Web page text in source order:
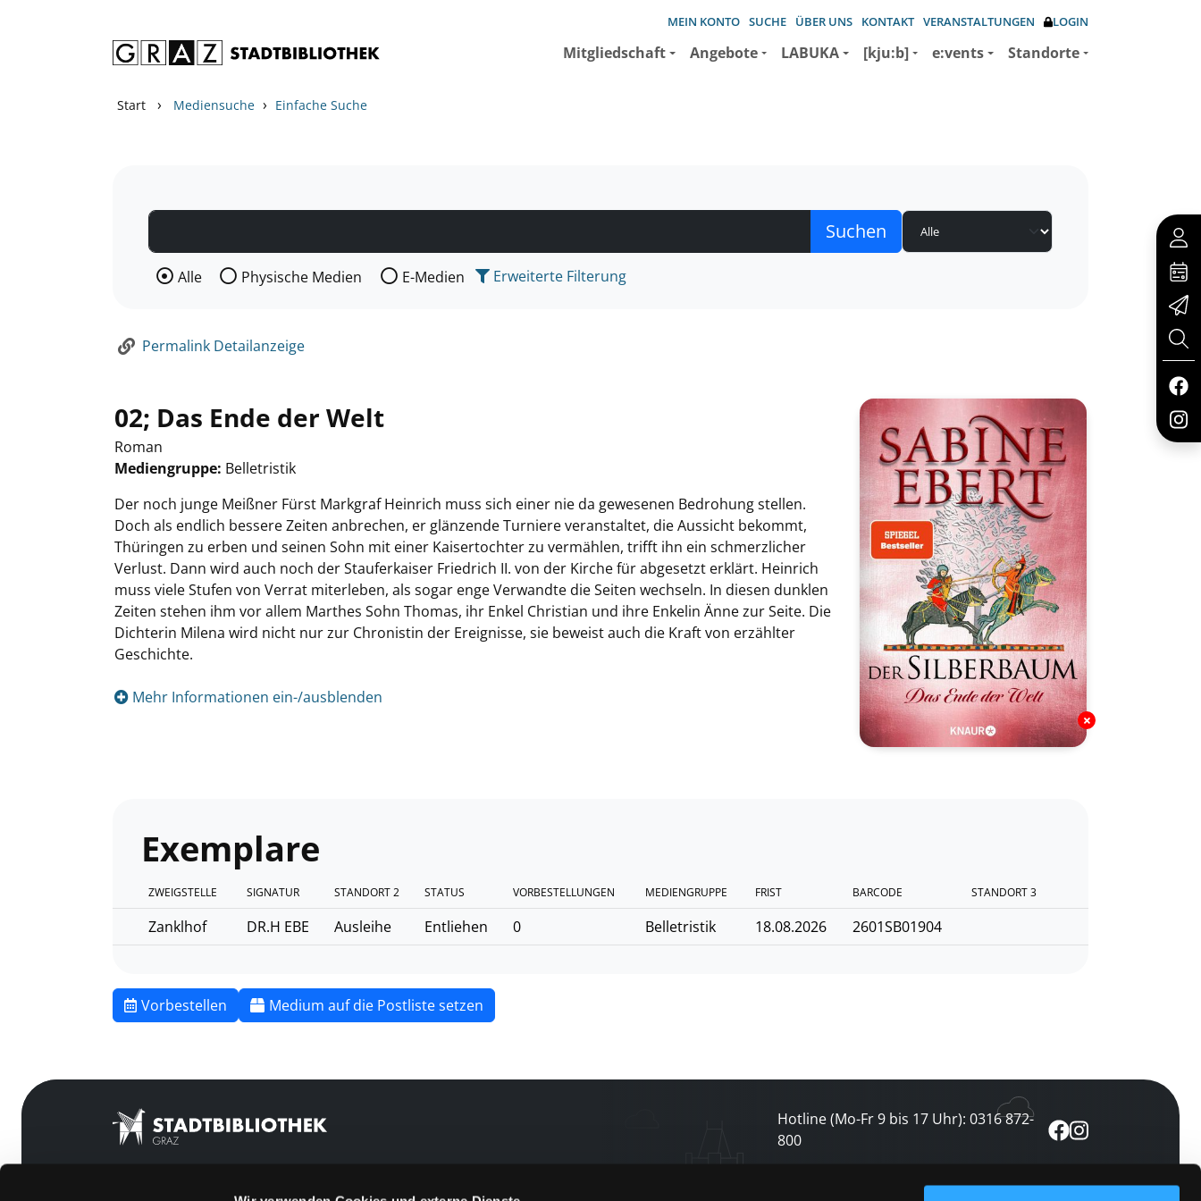
MEIN KONTO SUCHE ÜBER UNS KONTAKT VERANSTALTUNGEN LOGIN
Mitgliedschaft Angebote LABUKA [kju:b] e:vents Standorte
Start › Mediensuche › Einfache Suche
Wählen Sie die Medienart nach der Sie suchen wollen.
Alle Physische Medien E-Medien Erweiterte Filterung
Permalink Detailanzeige
02; Das Ende der Welt
Roman
Mediengruppe: Belletristik
Der noch junge Meißner Fürst Markgraf Heinrich muss sich einer nie da gewesenen Bedrohung stellen.
Doch als endlich bessere Zeiten anbrechen, er glänzende Turniere veranstaltet, die Aussicht bekommt,
Thüringen zu erben und seinen Sohn mit einer Kaisertochter zu vermählen, trifft ihn ein schmerzlicher
Verlust. Dann wird auch noch der Stauferkaiser Friedrich II. von der Kirche für abgesetzt erklärt. Heinrich
muss viele Stufen von Verrat miterleben, als sogar enge Verwandte die Seiten wechseln. In diesen dunklen
Zeiten stehen ihm vor allem Marthes Sohn Thomas, ihr Enkel Christian und ihre Enkelin Änne zur Seite. Die
Dichterin Milena wird nicht nur zur Chronistin der Ereignisse, sie beweist auch die Kraft von erzählter
Geschichte.
Mehr Informationen ein-/ausblenden
Exemplare
ZWEIGSTELLE SIGNATUR STANDORT 2 STATUS VORBESTELLUNGEN MEDIENGRUPPE FRIST BARCODE STANDORT 3
Zanklhof DR.H EBE Ausleihe Entliehen 0 Belletristik 18.08.2026 2601SB01904
Vorbestellen Medium auf die Postliste setzen
Hotline (Mo-Fr 9 bis 17 Uhr): 0316 872-
800